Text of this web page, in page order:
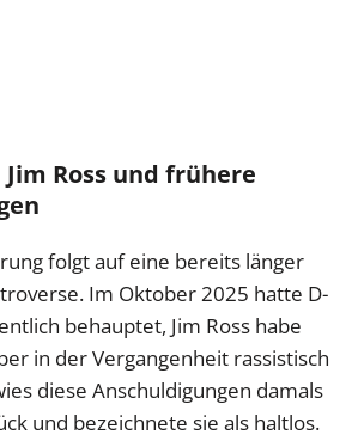
Ross und frühere
folgt auf eine bereits länger
Im Oktober 2025 hatte D-
behauptet, Jim Ross habe
in der Vergangenheit rassistisch
diese Anschuldigungen damals
und bezeichnete sie als haltlos.